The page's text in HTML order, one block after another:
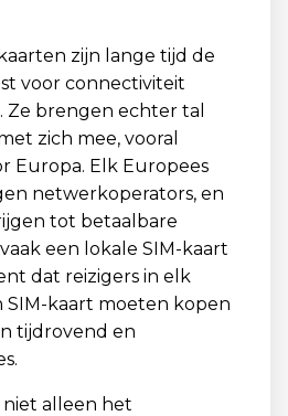
zijn lange tijd de
voor connectiviteit
Ze brengen echter tal
zich mee, vooral
Europa. Elk Europees
netwerkoperators, en
tot betaalbare
een lokale SIM-kaart
dat reizigers in elk
SIM-kaart moeten kopen
tijdrovend en
niet alleen het